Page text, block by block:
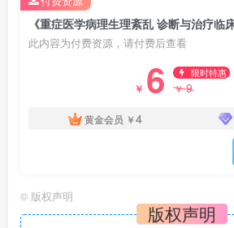
此内容为付费资源，请付费后查看
￥ 6 限时特惠
￥9
黄金会员 ￥4
© 版权声明
版权声明